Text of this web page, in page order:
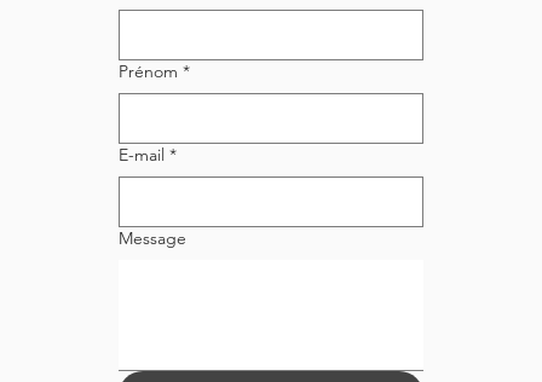
Prénom *
E-mail *
Message